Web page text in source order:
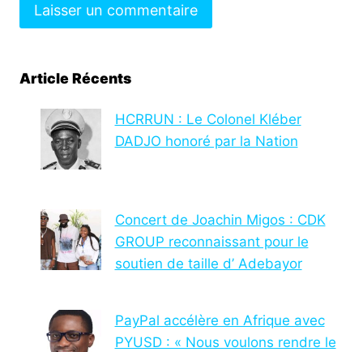
Article Récents
HCRRUN : Le Colonel Kléber
DADJO honoré par la Nation
Concert de Joachin Migos : CDK
GROUP reconnaissant pour le
soutien de taille d’ Adebayor
PayPal accélère en Afrique avec
PYUSD : « Nous voulons rendre le